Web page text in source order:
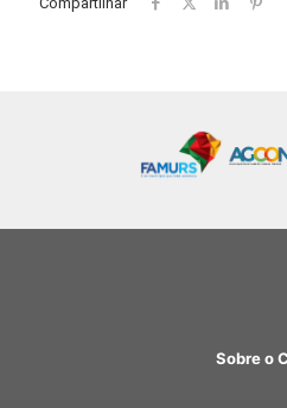
Sobre o